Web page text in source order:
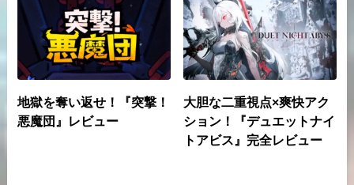
地獄を奪い返せ！『突撃！
悪魔団』レビュー
大胆な二重視点×爽快アク
ション！『デュエットナイ
トアビス』完全レビュー